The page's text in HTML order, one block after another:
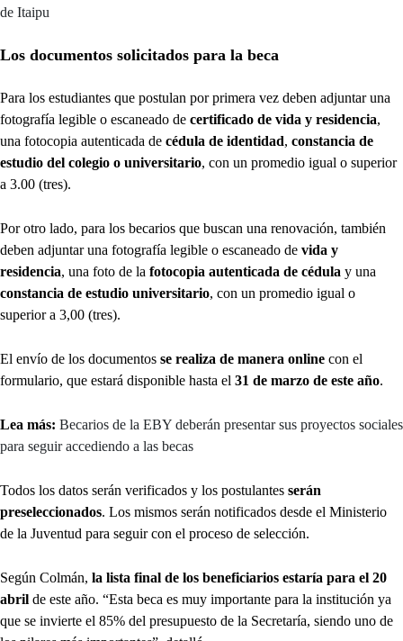
de Itaipu
Los documentos solicitados para la beca
Para los estudiantes que postulan por primera vez deben adjuntar una
fotografía legible o escaneado de certificado de vida y residencia,
una fotocopia autenticada de cédula de identidad, constancia de
estudio del colegio o universitario, con un promedio igual o superior
a 3.00 (tres).
Por otro lado, para los becarios que buscan una renovación, también
deben adjuntar una fotografía legible o escaneado de vida y
residencia, una foto de la fotocopia autenticada de cédula y una
constancia de estudio universitario, con un promedio igual o
superior a 3,00 (tres).
El envío de los documentos se realiza de manera online con el
formulario, que estará disponible hasta el 31 de marzo de este año.
Lea más: Becarios de la EBY deberán presentar sus proyectos sociales
para seguir accediendo a las becas
Todos los datos serán verificados y los postulantes serán
preseleccionados. Los mismos serán notificados desde el Ministerio
de la Juventud para seguir con el proceso de selección.
Según Colmán, la lista final de los beneficiarios estaría para el 20
abril de este año. “Esta beca es muy importante para la institución ya
que se invierte el 85% del presupuesto de la Secretaría, siendo uno de